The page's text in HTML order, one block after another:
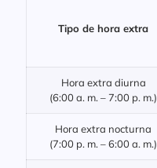
Tipo de hora extra
Hora extra diurna
(6:00 a. m. – 7:00 p. m.)
Hora extra nocturna
(7:00 p. m. – 6:00 a. m.)